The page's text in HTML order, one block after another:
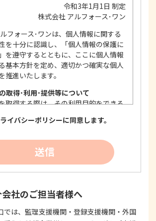
令和3年1月1日 制定
株式会社 アルフォース･ワン
フォース･ワンは、個人情報に関する
を十分に認識し、「個人情報の保護に
を遵守するとともに、ここに個人情報
基本方針を定め、適切かつ確実な個人
推進いたします。
取得･利用･提供等について
取得する際は、その利用目的をできる
特定し、その目的達成に必要な限度に
かつ公正な手段を用い、同意を得て取
利用する際は、本人に明示、通知、ま
た利用目的の範囲内に限定し、それに
外利用を行なわないための措置を講じ
本人が同意を与えた利用目的の範囲内
これを行います。
イバシーポリシーに同意します。
送信
社のご担当者様へ
では、監理支援機関・登録支援機関・外国